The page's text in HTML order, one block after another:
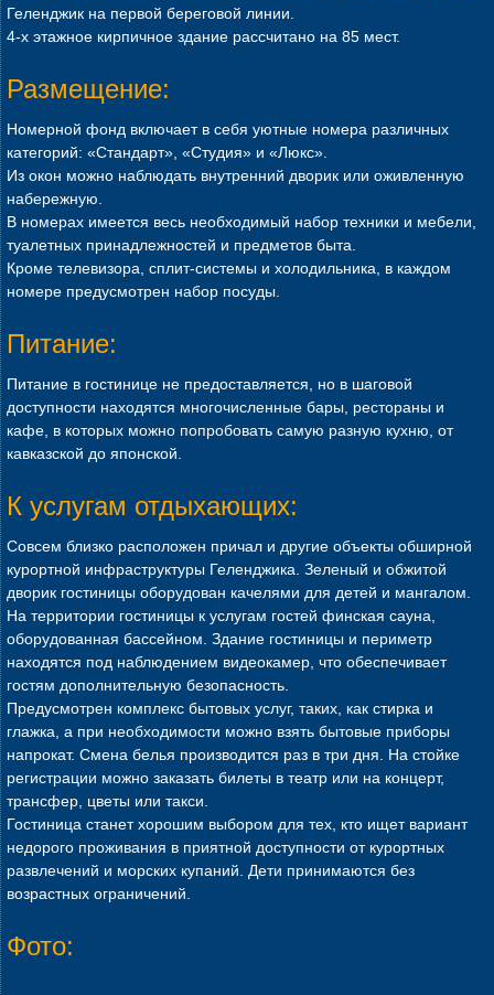
Геленджик на первой береговой линии.
4-х этажное кирпичное здание рассчитано на 85 мест.
Размещение:
Номерной фонд включает в себя уютные номера различных
категорий: «Стандарт», «Студия» и «Люкс».
Из окон можно наблюдать внутренний дворик или оживленную
набережную.
В номерах имеется весь необходимый набор техники и мебели,
туалетных принадлежностей и предметов быта.
Кроме телевизора, сплит-системы и холодильника, в каждом
номере предусмотрен набор посуды.
Питание:
Питание в гостинице не предоставляется, но в шаговой
доступности находятся многочисленные бары, рестораны и
кафе, в которых можно попробовать самую разную кухню, от
кавказской до японской.
К услугам отдыхающих:
Совсем близко расположен причал и другие объекты обширной
курортной инфраструктуры Геленджика. Зеленый и обжитой
дворик гостиницы оборудован качелями для детей и мангалом.
На территории гостиницы к услугам гостей финская сауна,
оборудованная бассейном. Здание гостиницы и периметр
находятся под наблюдением видеокамер, что обеспечивает
гостям дополнительную безопасность.
Предусмотрен комплекс бытовых услуг, таких, как стирка и
глажка, а при необходимости можно взять бытовые приборы
напрокат. Смена белья производится раз в три дня. На стойке
регистрации можно заказать билеты в театр или на концерт,
трансфер, цветы или такси.
Гостиница станет хорошим выбором для тех, кто ищет вариант
недорого проживания в приятной доступности от курортных
развлечений и морских купаний. Дети принимаются без
возрастных ограничений.
Фото: